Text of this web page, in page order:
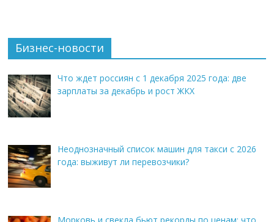
Бизнес-новости
Что ждет россиян с 1 декабря 2025 года: две
зарплаты за декабрь и рост ЖКХ
Неоднозначный список машин для такси с 2026
года: выживут ли перевозчики?